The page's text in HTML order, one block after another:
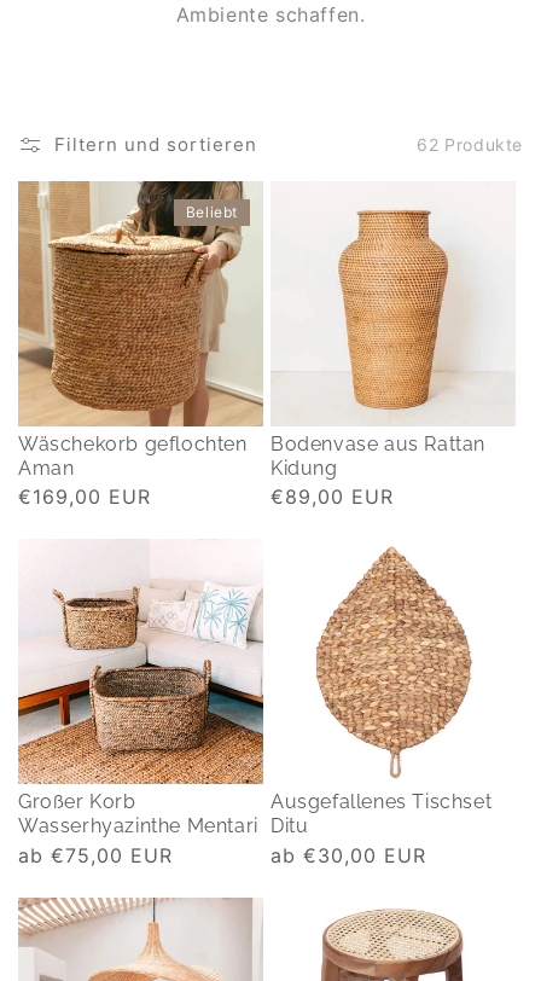
Ambiente schaffen.
Filtern und sortieren 62 Produkte
Wäschekorb geflochten
Aman
Normaler
€169,00 EUR
Beliebt
Bodenvase aus Rattan
Kidung
Normaler
€89,00 EUR
Großer Korb
Wasserhyazinthe Mentari
Normaler
ab €75,00 EUR
Ausgefallenes Tischset
Ditu
Normaler
ab €30,00 EUR